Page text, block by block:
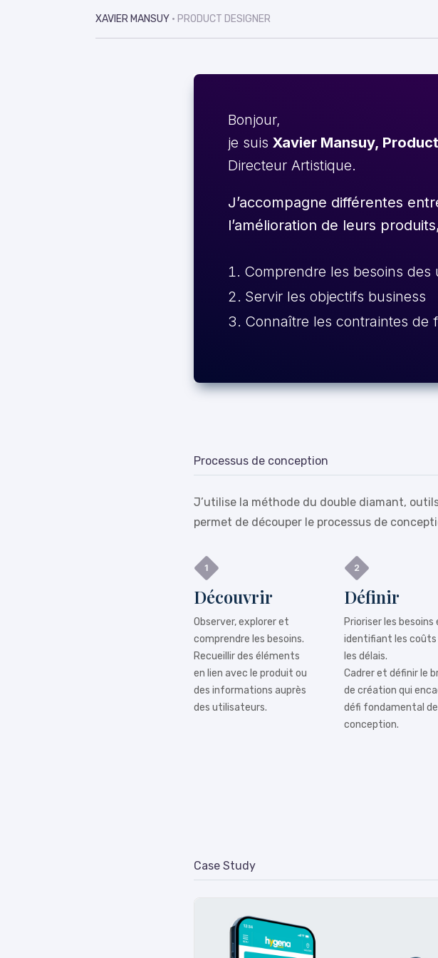
XAVIER MANSUY • PRODUCT DESIGNER
Bonjour,
je suis Xavier Mansuy,
Directeur Artistique.
J’accompagne différentes
l’amélioration de leurs
Comprendre les besoins des
Servir les objectifs business
Connaître les contraintes de
Processus de conception
J’utilise la méthode du double diamant,
permet de découper le processus de
Découvrir
Observer, explorer et
comprendre les besoins.
Recueillir des éléments
en lien avec le produit ou
des informations auprès
des utilisateurs.
Définir
Prioriser les besoins
identifiant les
les délais.
Cadrer et définir le
de création qui
défi fondamental
conception.
Case Study